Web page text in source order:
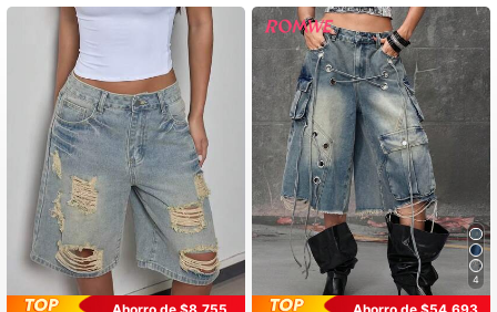
44K Seguidores
4,90 44K Seguidores
4,90 44K Seguidores
4,90 44K Seguidores
4